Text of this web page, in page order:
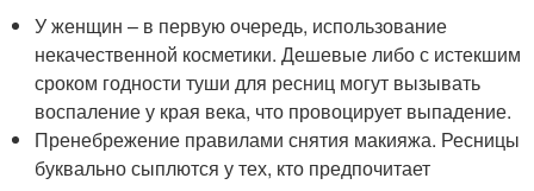
У женщин – в первую очередь, использование
некачественной косметики. Дешевые либо с истекшим
сроком годности туши для ресниц могут вызывать
воспаление у края века, что провоцирует выпадение.
Пренебрежение правилами снятия макияжа. Ресницы
буквально сыплются у тех, кто предпочитает